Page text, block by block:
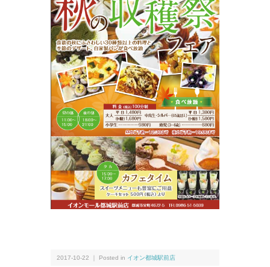
2017-10-22 ｜ Posted in イオン都城駅前店